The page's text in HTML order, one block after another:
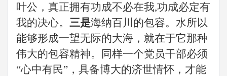
叶公， 真正拥有功成不必在我,功成必定有
我的决心。 三是海纳百川的包容。水所以
能够形成一望无际的大海，就在于它那种
伟大的包容精神。同样一个党员干部必须
“心中有民”，具备博大的济世情怀，才能